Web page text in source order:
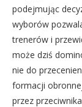
podejmując
wyborów
trenerów i
może dziś
nie do
formacji
przez